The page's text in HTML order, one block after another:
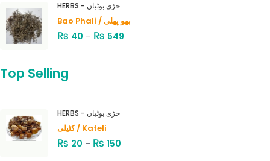
HERBS - جڑی بوٹیاں
Bao Phali / بھو پھلی
₨ 40 – ₨ 549
Top Selling
HERBS - جڑی بوٹیاں
کٹیلی / Kateli
₨ 20 – ₨ 150